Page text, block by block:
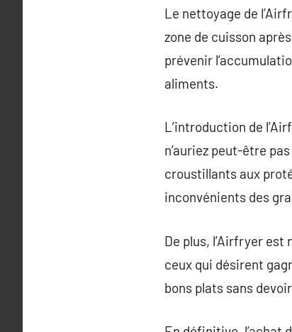
Le nettoyage de
zone de cuisson
prévenir
aliments.
L’introduction de
n’auriez peut-être
croustillants aux
inconvénients des
De plus, l’Airfryer
ceux qui désirent
bons plats sans